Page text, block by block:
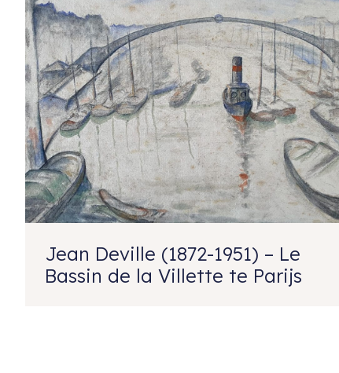
Jean Deville (1872-1951) – Le
Bassin de la Villette te Parijs